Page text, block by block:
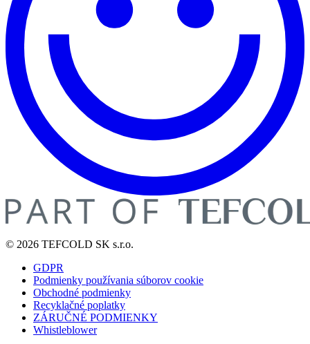
© 2026 TEFCOLD SK s.r.o.
GDPR
Podmienky používania súborov cookie
Obchodné podmienky
Recyklačné poplatky
ZÁRUČNÉ PODMIENKY
Whistleblower